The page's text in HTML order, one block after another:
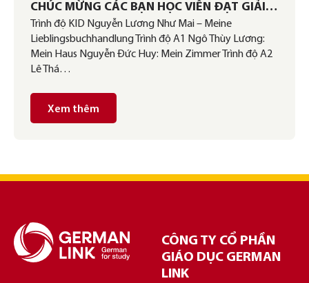
CHÚC MỪNG CÁC BẠN HỌC VIÊN ĐẠT GIẢI
CUỘC THI “MEIN LIEBLINGSORT” 2021
Trình độ KID Nguyễn Lương Như Mai – Meine
Lieblingsbuchhandlung Trình độ A1 Ngô Thùy Lương:
Mein Haus Nguyễn Đức Huy: Mein Zimmer Trình độ A2
Lê Thá…
Xem thêm
CÔNG TY CỔ PHẦN
GIÁO DỤC GERMAN
LINK